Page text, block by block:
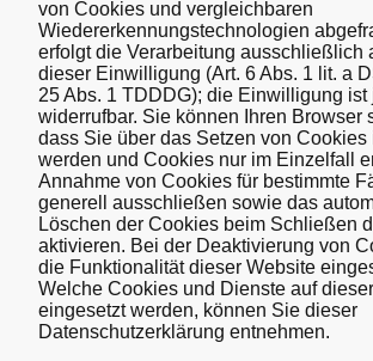
von Cookies und vergleichbaren
Wiedererkennungstechnologien
erfolgt die Verarbeitung ausschließlich
dieser Einwilligung (Art. 6 Abs. 1 lit. a
25 Abs. 1 TDDDG); die Einwilligung ist
widerrufbar. Sie können Ihren Browser
dass Sie über das Setzen von Cookies
werden und Cookies nur im Einzelfall
Annahme von Cookies für bestimmte
generell ausschließen sowie das
Löschen der Cookies beim Schließen
aktivieren. Bei der Deaktivierung von
die Funktionalität dieser Website
Welche Cookies und Dienste auf
eingesetzt werden, können Sie dieser
Datenschutzerklärung entnehmen.